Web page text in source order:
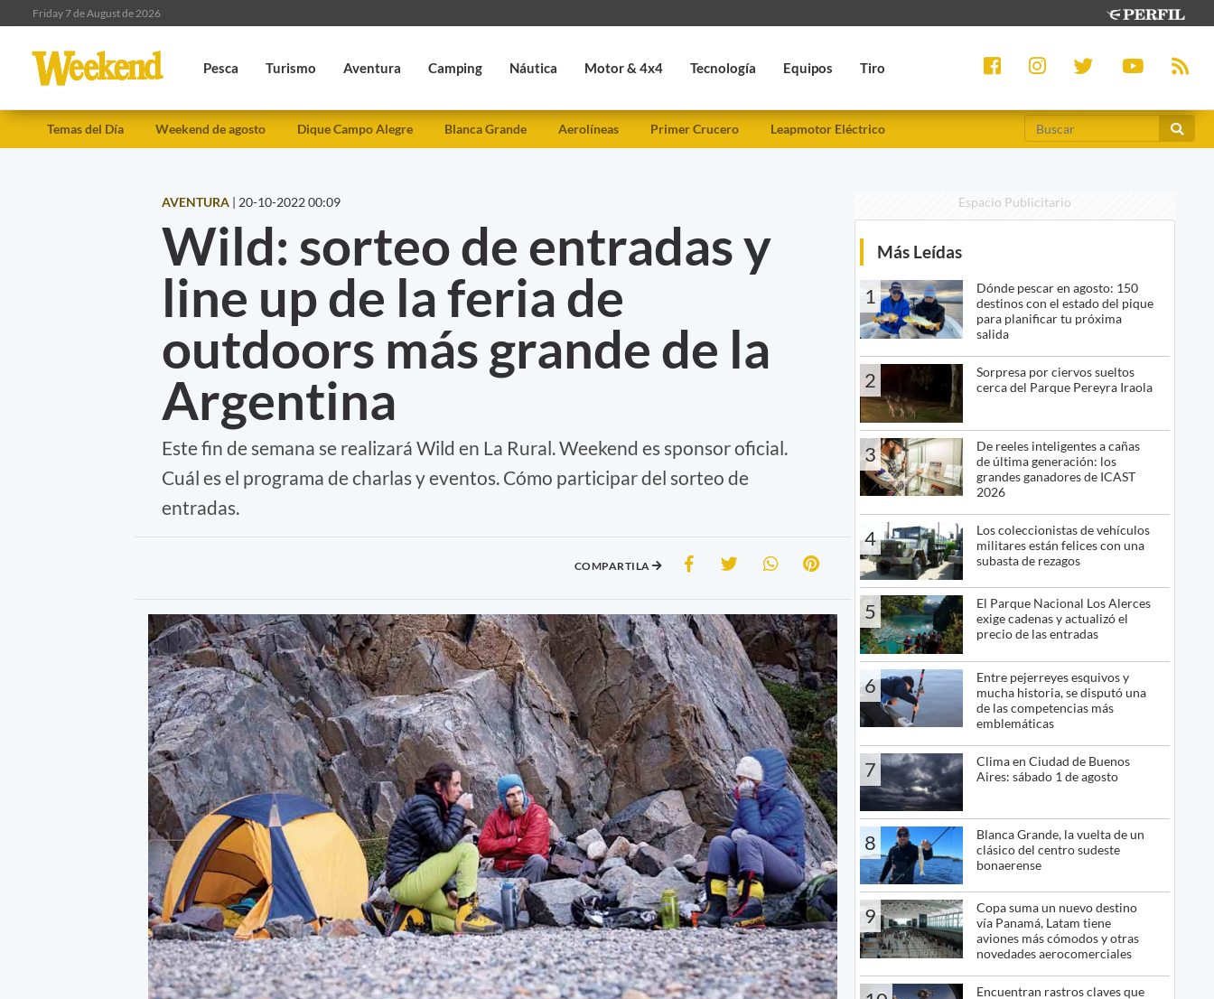
Friday 7 de August de 2026
Pesca Turismo Aventura Camping Náutica Motor & 4x4 Tecnología Equipos Tiro
Temas del Día Weekend de agosto Dique Campo Alegre Blanca Grande Aerolíneas Primer Crucero Leapmotor Eléctrico
AVENTURA | 20-10-2022 00:09
Wild: sorteo de entradas y
line up de la feria de
outdoors más grande de la
Argentina
Este fin de semana se realizará Wild en La Rural. Weekend es sponsor oficial.
Cuál es el programa de charlas y eventos. Cómo participar del sorteo de
entradas.
COMPARTILA
Espacio Publicitario
Más Leídas
1
Dónde pescar en agosto: 150
destinos con el estado del pique
para planificar tu próxima
salida
2
Sorpresa por ciervos sueltos
cerca del Parque Pereyra Iraola
3
De reeles inteligentes a cañas
de última generación: los
grandes ganadores de ICAST
2026
4
Los coleccionistas de vehículos
militares están felices con una
subasta de rezagos
5
El Parque Nacional Los Alerces
exige cadenas y actualizó el
precio de las entradas
6
Entre pejerreyes esquivos y
mucha historia, se disputó una
de las competencias más
emblemáticas
7
Clima en Ciudad de Buenos
Aires: sábado 1 de agosto
8
Blanca Grande, la vuelta de un
clásico del centro sudeste
bonaerense
9
Copa suma un nuevo destino
vía Panamá, Latam tiene
aviones más cómodos y otras
novedades aerocomerciales
Encuentran rastros claves que